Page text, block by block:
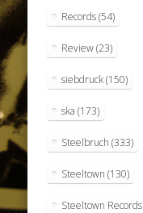
Records(54)
Review(23)
siebdruck(150)
ska (173)
Steelbruch (333)
Steeltown (130)
Steeltown Records